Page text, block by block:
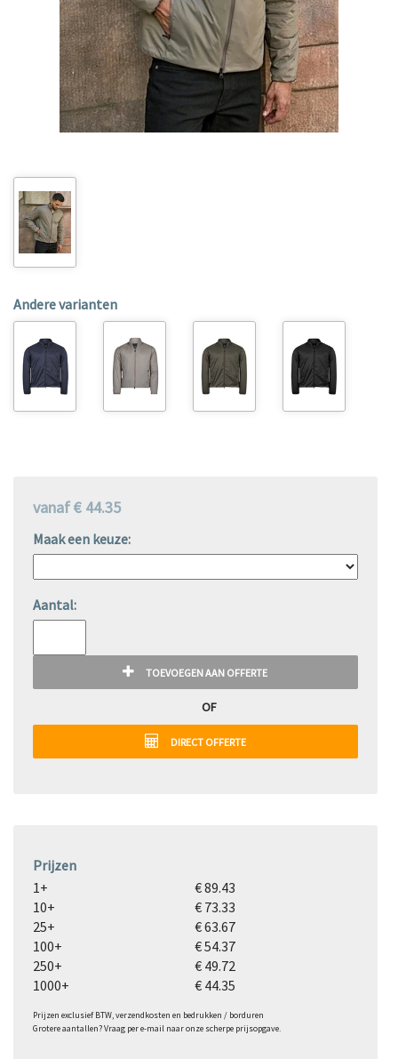
Andere varianten
vanaf € 44.35
Maak een keuze:
Aantal:
TOEVOEGEN AAN OFFERTE
OF
DIRECT OFFERTE
Prijzen
1+
€ 89.43
10+
€ 73.33
25+
€ 63.67
100+
€ 54.37
250+
€ 49.72
1000+
€ 44.35
Prijzen exclusief BTW, verzendkosten en bedrukken / borduren
Grotere aantallen? Vraag per e-mail naar onze scherpe prijsopgave.